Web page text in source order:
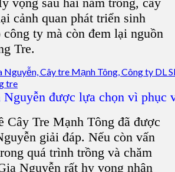
cảnh quan phát triển sinh
ty mà còn đem lại nguồn
Tre.
Nguyễn được lựa chọn vì phục
Cây Tre Mạnh Tông đã được
giải đáp. Nếu còn vấn
quá trình trồng và chăm
Nguyễn rất hy vọng nhận